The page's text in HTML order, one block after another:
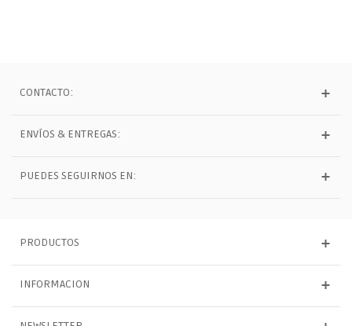
CONTACTO:
ENVÍOS & ENTREGAS:
PUEDES SEGUIRNOS EN:
PRODUCTOS
INFORMACION